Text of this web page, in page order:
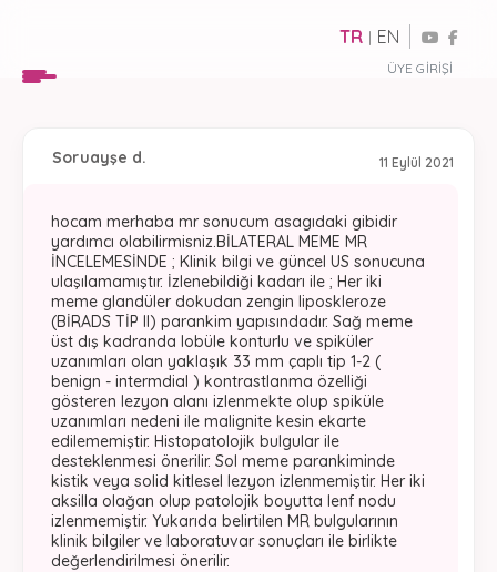
ÜYE GIRIŞI
TR | EN
11 Eylül 2021
Soruayşe d.
hocam merhaba mr sonucum asagıdaki gibidir
yardımcı olabilirmisniz.BİLATERAL MEME MR
İNCELEMESİNDE ; Klinik bilgi ve güncel US sonucuna
ulaşılamamıştır. İzlenebildiği kadarı ile ; Her iki
meme glandüler dokudan zengin liposkleroze
(BİRADS TİP II) parankim yapısındadır. Sağ meme
üst dış kadranda lobüle konturlu ve spiküler
uzanımları olan yaklaşık 33 mm çaplı tip 1-2 (
benign - intermdial ) kontrastlanma özelliği
gösteren lezyon alanı izlenmekte olup spiküle
uzanımları nedeni ile malignite kesin ekarte
edilememiştir. Histopatolojik bulgular ile
desteklenmesi önerilir. Sol meme parankiminde
kistik veya solid kitlesel lezyon izlenmemiştir. Her iki
aksilla olağan olup patolojik boyutta lenf nodu
izlenmemiştir. Yukarıda belirtilen MR bulgularının
klinik bilgiler ve laboratuvar sonuçları ile birlikte
değerlendirilmesi önerilir.